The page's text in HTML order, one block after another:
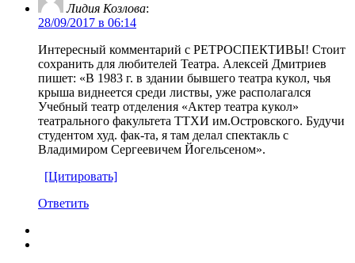
Лидия Козлова:
28/09/2017 в 06:14
Интересный комментарий с РЕТРОСПЕКТИВЫ! Стоит
сохранить для любителей Театра. Алексей Дмитриев
пишет: «В 1983 г. в здании бывшего театра кукол, чья
крыша виднеется среди листвы, уже располагался
Учебный театр отделения «Актер театра кукол»
театрального факультета ТТХИ им.Островского. Будучи
студентом худ. фак-та, я там делал спектакль с
Владимиром Сергеевичем Йогельсеном».
[Цитировать]
Ответить